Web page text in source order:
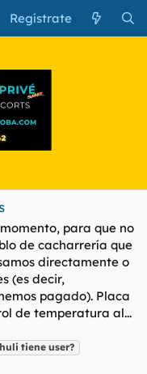
Regístrate
para que no
de cacharrería que
directamente o
(es decir,
pagado). Placa
de temperatura al...
tiene user?